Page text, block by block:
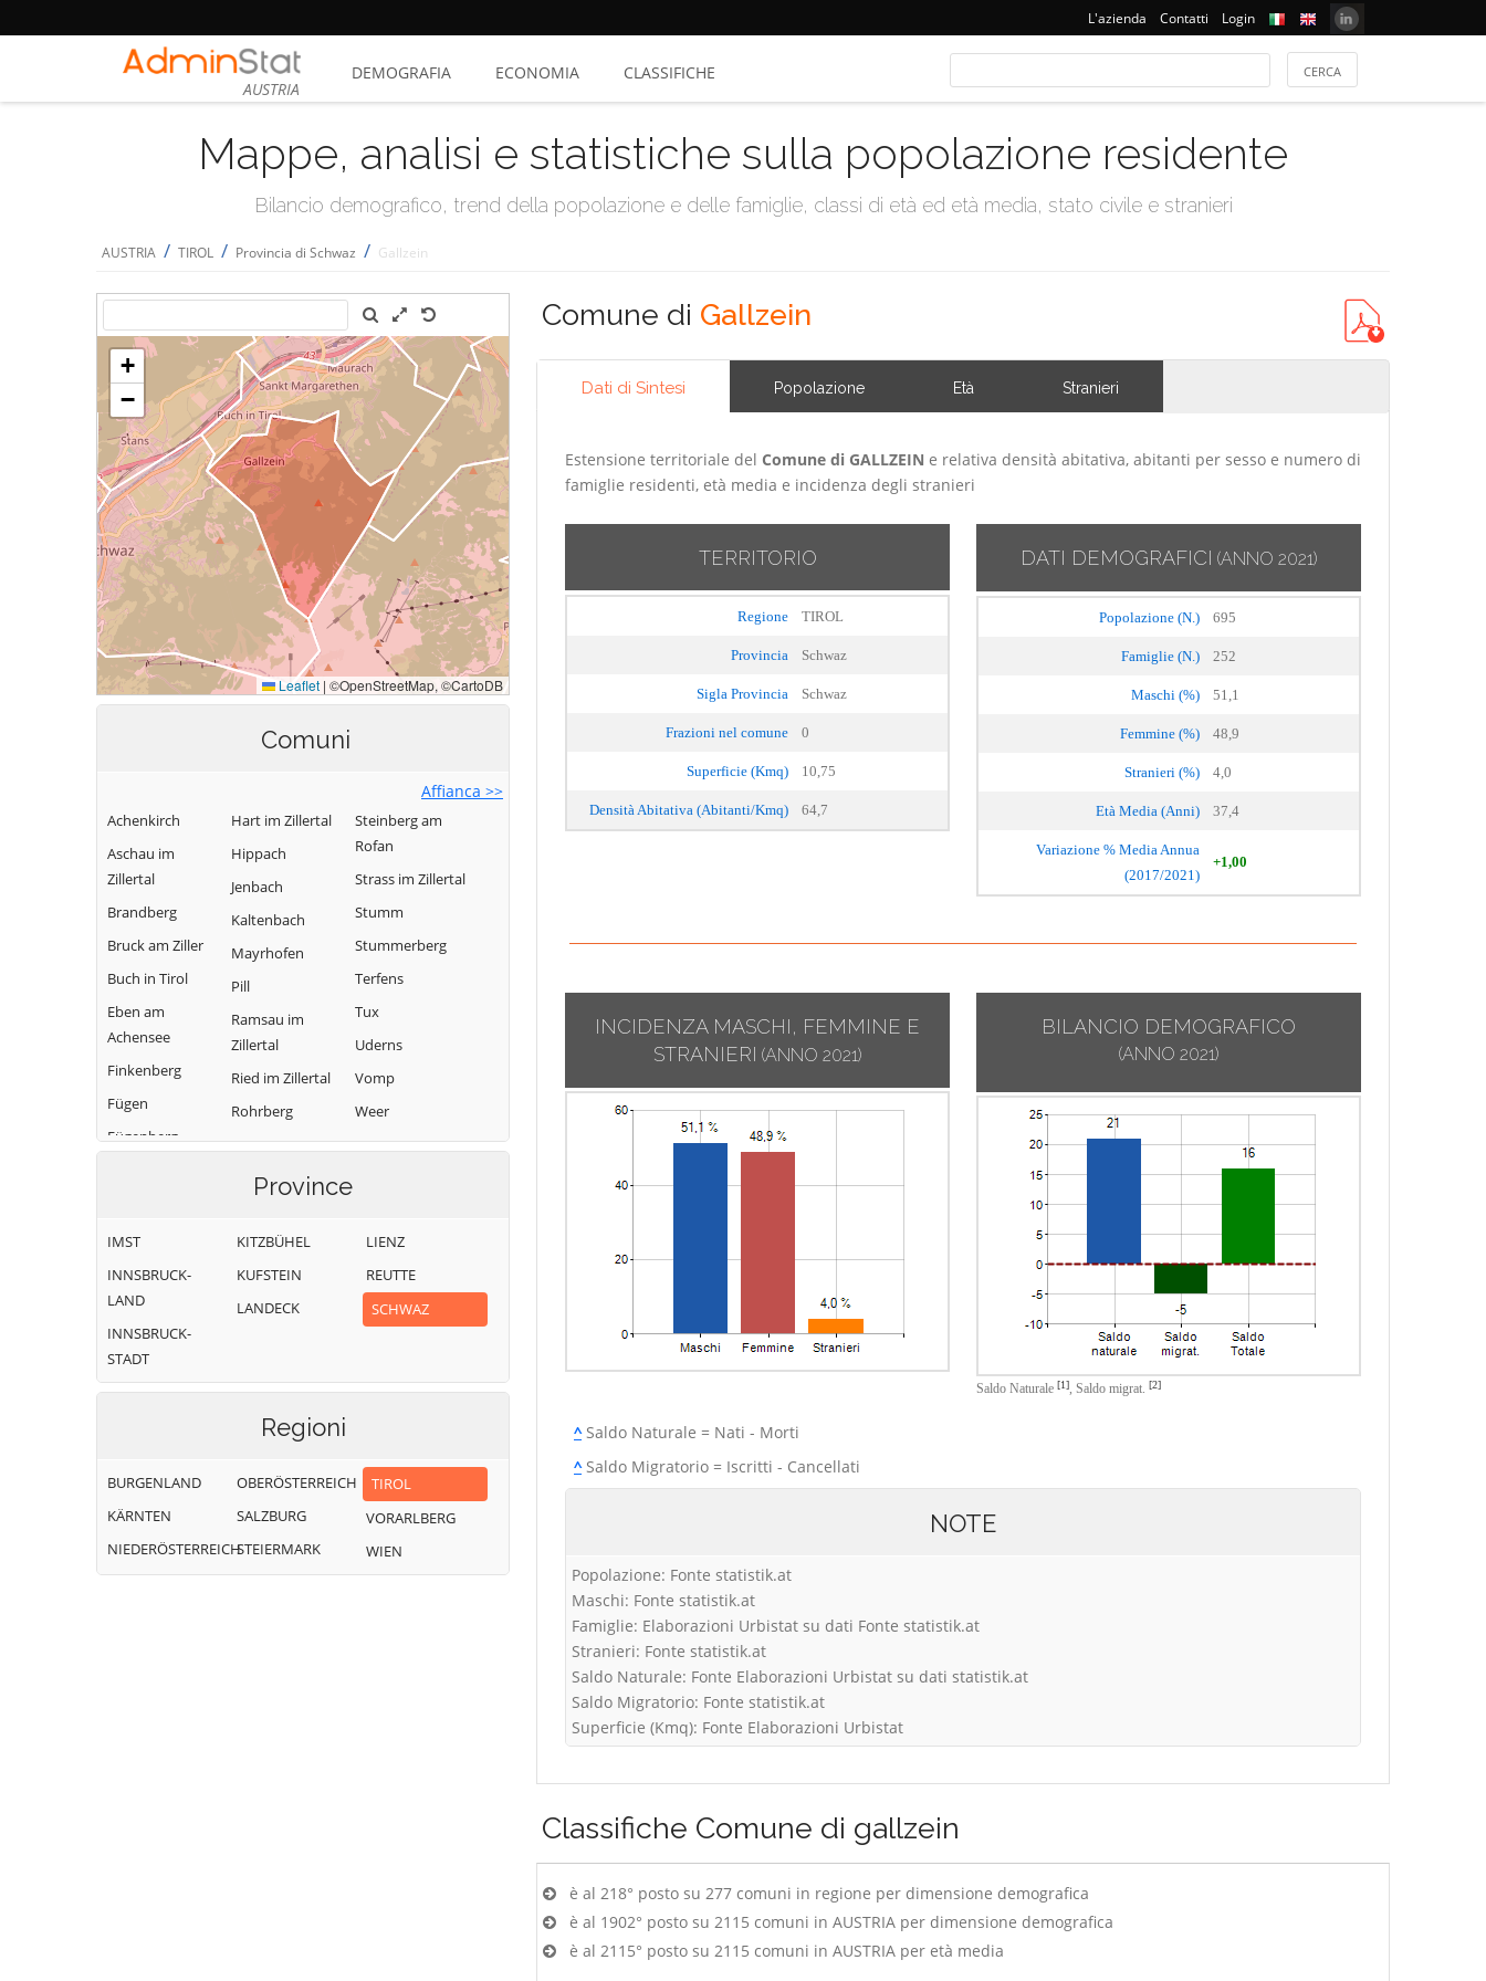
L'azienda Contatti Login
AUSTRIA
DEMOGRAFIA ECONOMIA CLASSIFICHE
Mappe, analisi e statistiche sulla popolazione residente
Bilancio demografico, trend della popolazione e delle famiglie, classi di età ed età media, stato civile e stranieri
AUSTRIA / TIROL / Provincia di Schwaz / Gallzein
Comuni
Affianca >>
Achenkirch
Aschau im
Zillertal
Brandberg
Bruck am Ziller
Buch in Tirol
Eben am
Achensee
Finkenberg
Fügen
Fügenberg
Gerlosberg
Hainzenberg
Hart im Zillertal
Hippach
Jenbach
Kaltenbach
Mayrhofen
Pill
Ramsau im
Zillertal
Ried im Zillertal
Rohrberg
Schlitters
Schwaz
Stans
Steinberg am
Rofan
Strass im Zillertal
Stumm
Stummerberg
Terfens
Tux
Uderns
Vomp
Weer
Weerberg
Zellberg
Province
IMST
INNSBRUCK-
LAND
INNSBRUCK-
STADT
KITZBÜHEL
KUFSTEIN
LANDECK
LIENZ
REUTTE
SCHWAZ
Regioni
BURGENLAND
KÄRNTEN
NIEDERÖSTERREICH
OBERÖSTERREICH
SALZBURG
STEIERMARK
TIROL
VORARLBERG
WIEN
Comune di Gallzein
Dati di Sintesi Popolazione Età Stranieri
Estensione territoriale del Comune di GALLZEIN e relativa densità abitativa, abitanti per sesso e numero di
famiglie residenti, età media e incidenza degli stranieri
TERRITORIO
Regione TIROL
Provincia Schwaz
Sigla Provincia Schwaz
Frazioni nel comune 0
Superficie (Kmq) 10,75
Densità Abitativa (Abitanti/Kmq) 64,7
DATI DEMOGRAFICI (ANNO 2021)
Popolazione (N.) 695
Famiglie (N.) 252
Maschi (%) 51,1
Femmine (%) 48,9
Stranieri (%) 4,0
Età Media (Anni) 37,4
Variazione % Media Annua
(2017/2021)
+1,00
INCIDENZA MASCHI, FEMMINE E
STRANIERI (ANNO 2021)
BILANCIO DEMOGRAFICO
(ANNO 2021)
Saldo Naturale [1], Saldo migrat. [2]
^Saldo Naturale = Nati - Morti
^Saldo Migratorio = Iscritti - Cancellati
NOTE
Popolazione: Fonte statistik.at
Maschi: Fonte statistik.at
Famiglie: Elaborazioni Urbistat su dati Fonte statistik.at
Stranieri: Fonte statistik.at
Saldo Naturale: Fonte Elaborazioni Urbistat su dati statistik.at
Saldo Migratorio: Fonte statistik.at
Superficie (Kmq): Fonte Elaborazioni Urbistat
Classifiche Comune di gallzein
è al 218° posto su 277 comuni in regione per dimensione demografica
è al 1902° posto su 2115 comuni in AUSTRIA per dimensione demografica
è al 2115° posto su 2115 comuni in AUSTRIA per età media